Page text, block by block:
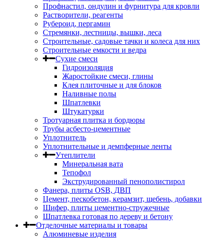
Профнастил, ондулин и фурнитура для кровли
Растворители, реагенты
Рубероид, пергамин
Стремянки, лестницы, вышки, леса
Строительные, садовые тачки и колеса для них
Строительные емкости и ведра
Сухие смеси
Гидроизоляция
Жаростойкие смеси, глины
Клея плиточные и для блоков
Наливные полы
Шпатлевки
Штукатурки
Тротуарная плитка и бордюры
Трубы асбесто-цементные
Уплотнитель
Уплотнительные и демпферные ленты
Утеплители
Минеральная вата
Тепофол
Экструдированный пенополистирол
Фанера, плиты OSB, ДВП
Цемент, пескобетон, керамзит, щебень, добавки
Шифер, плиты цементно-стружечные
Шпатлевка готовая по дереву и бетону
Отделочные материалы и товары
Алюминевые изделия